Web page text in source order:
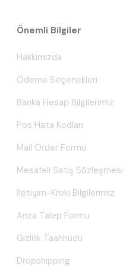
Önemli Bilgiler
Hakkımızda
Ödeme Seçenekleri
Banka Hesap Bilgilerimiz
Pos Hata Kodları
Mail Order Formu
Mesafeli Satış Sözleşmesi
İletişim-Kroki Bilgilerimiz
Arıza Talep Formu
Gizlilik Taahhüdü
Dropshipping